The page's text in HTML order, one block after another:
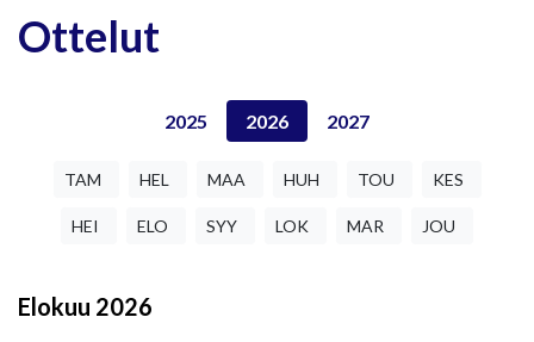
Ottelut
2025 2026 2027
TAM HEL MAA HUH TOU KES
HEI ELO SYY LOK MAR JOU
Elokuu 2026